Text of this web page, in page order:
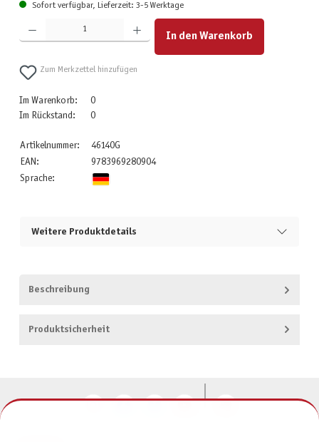
Sofort verfügbar, Lieferzeit: 3-5 Werktage
Produkt Anzahl: Gib den gewünschten Wert ein oder benutze die Schaltflächen um die Anzahl zu
In den Warenkorb
Zum Merkzettel hinzufügen
Im Warenkorb:
0
Im Rückstand:
0
Artikelnummer:
46140G
EAN:
9783969280904
Sprache:
Weitere Produktdetails
Beschreibung
Produktsicherheit